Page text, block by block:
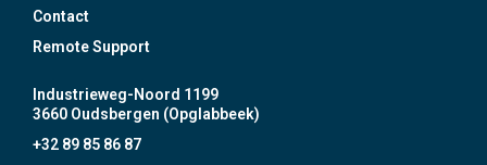
Contact
Remote Support
Industrieweg-Noord 1199
3660 Oudsbergen (Opglabbeek)
+32 89 85 86 87